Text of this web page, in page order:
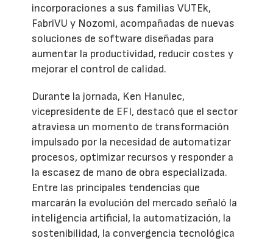
incorporaciones a sus familias VUTEk,
FabriVU y Nozomi, acompañadas de nuevas
soluciones de software diseñadas para
aumentar la productividad, reducir costes y
mejorar el control de calidad.
Durante la jornada, Ken Hanulec,
vicepresidente de EFI, destacó que el sector
atraviesa un momento de transformación
impulsado por la necesidad de automatizar
procesos, optimizar recursos y responder a
la escasez de mano de obra especializada.
Entre las principales tendencias que
marcarán la evolución del mercado señaló la
inteligencia artificial, la automatización, la
sostenibilidad, la convergencia tecnológica